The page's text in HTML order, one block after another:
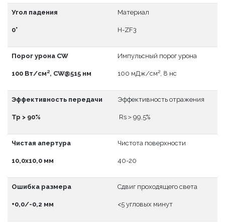
Угол падения
0°
Материал
H-ZF3
Порог урона CW
100 Вт/см², CW@515 нм
Импульсный порог урона
100 мДж/см², 8 нс
Эффективность передачи
Тр > 90%
Эффективность отражения
Rs＞99,5%
Чистая апертура
10,0x10,0 мм
Чистота поверхности
40-20
Ошибка размера
+0,0/-0,2 мм
Сдвиг проходящего света
<5 угловых минут